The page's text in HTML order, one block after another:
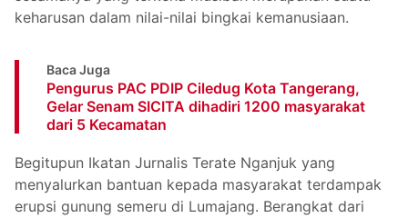
keharusan dalam nilai-nilai bingkai kemanusiaan.
Baca Juga
Pengurus PAC PDIP Ciledug Kota Tangerang,
Gelar Senam SICITA dihadiri 1200 masyarakat
dari 5 Kecamatan
Begitupun Ikatan Jurnalis Terate Nganjuk yang
menyalurkan bantuan kepada masyarakat terdampak
erupsi gunung semeru di Lumajang. Berangkat dari